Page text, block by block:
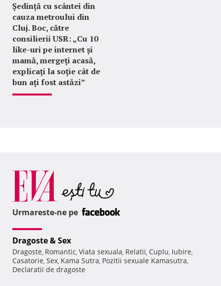
Ședință cu scântei din
cauza metroului din
Cluj. Boc, către
consilierii USR: „Cu 10
like-uri pe internet și
mamă, mergeți acasă,
explicați la soție cât de
bun ați fost astăzi”
Urmareste-ne pe
Dragoste & Sex
Dragoste, Romantic, Viata sexuala, Relatii, Cuplu, Iubire,
Casatorie, Sex, Kama Sutra, Pozitii sexuale Kamasutra,
Declaratii de dragoste